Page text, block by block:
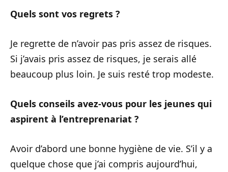
Quels sont vos regrets ?
Je regrette de n’avoir pas pris assez de risques.
Si j’avais pris assez de risques, je serais allé
beaucoup plus loin. Je suis resté trop modeste.
Quels conseils avez-vous pour les jeunes qui
aspirent à l’entreprenariat ?
Avoir d’abord une bonne hygiène de vie. S’il y a
quelque chose que j’ai compris aujourd’hui,